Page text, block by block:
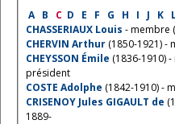
A B C D E F G H I J K
CHASSERIAUX Louis - membre
CHERVIN Arthur (1850-1921) -
CHEYSSON Émile (1836-1910)
président
COSTE Adolphe (1842-1910) -
CRISENOY Jules GIGAULT de
1889-